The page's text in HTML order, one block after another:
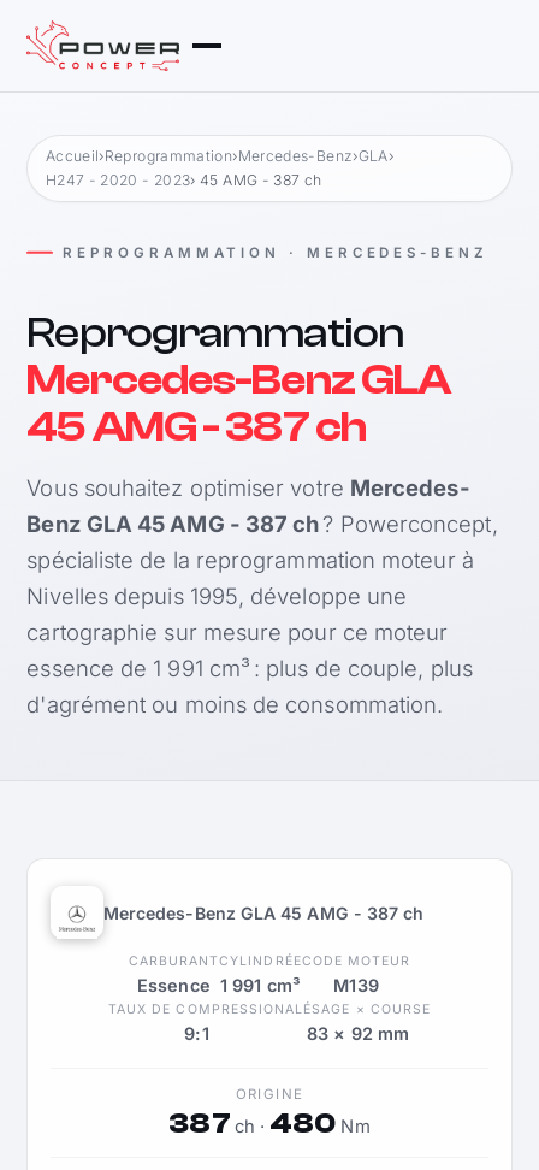
Accueil›Reprogrammation›Mercedes-Benz›GLA›
H247 - 2020 - 2023› 45 AMG - 387 ch
REPROGRAMMATION · MERCEDES-BENZ
Reprogrammation
Mercedes-Benz GLA
45 AMG - 387 ch
Vous souhaitez optimiser votre Mercedes-
Benz GLA 45 AMG - 387 ch? Powerconcept,
spécialiste de la reprogrammation moteur à
Nivelles depuis 1995, développe une
cartographie sur mesure pour ce moteur
essence de 1 991 cm³ : plus de couple, plus
d'agrément ou moins de consommation.
Mercedes-Benz GLA 45 AMG - 387 ch
CARBURANT
Essence
CYLINDRÉE
1 991 cm³
CODE MOTEUR
M139
TAUX DE COMPRESSION
9:1
ALÉSAGE × COURSE
83 × 92 mm
ORIGINE
387ch · 480 Nm